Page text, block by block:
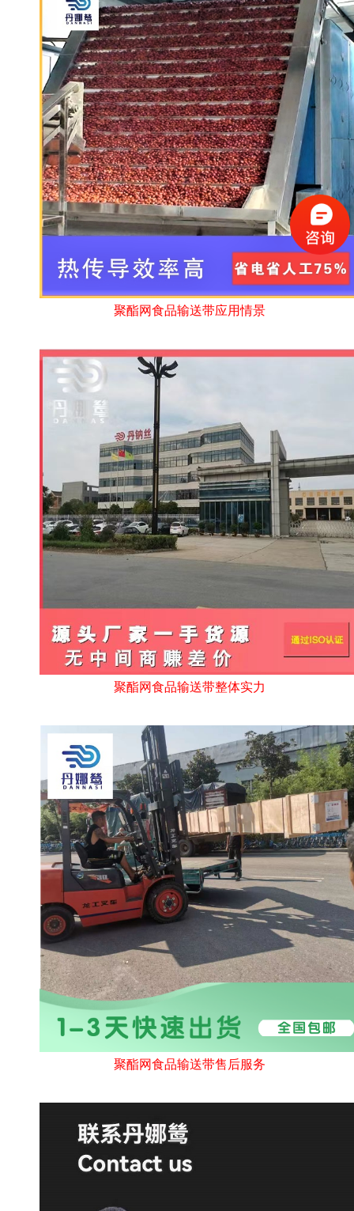
聚酯网食品输送带应用情景
聚酯网食品输送带整体实力
聚酯网食品输送带售后服务